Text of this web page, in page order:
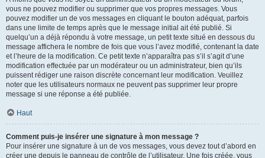
vous ne pouvez modifier ou supprimer que vos propres messages. Vous
pouvez modifier un de vos messages en cliquant le bouton adéquat, parfois
dans une limite de temps après que le message initial ait été publié. Si
quelqu’un a déjà répondu à votre message, un petit texte situé en dessous du
message affichera le nombre de fois que vous l’avez modifié, contenant la date
et l’heure de la modification. Ce petit texte n’apparaîtra pas s’il s’agit d’une
modification effectuée par un modérateur ou un administrateur, bien qu’ils
puissent rédiger une raison discrète concernant leur modification. Veuillez
noter que les utilisateurs normaux ne peuvent pas supprimer leur propre
message si une réponse a été publiée.
Haut
Comment puis-je insérer une signature à mon message ?
Pour insérer une signature à un de vos messages, vous devez tout d’abord en
créer une depuis le panneau de contrôle de l’utilisateur. Une fois créée, vous